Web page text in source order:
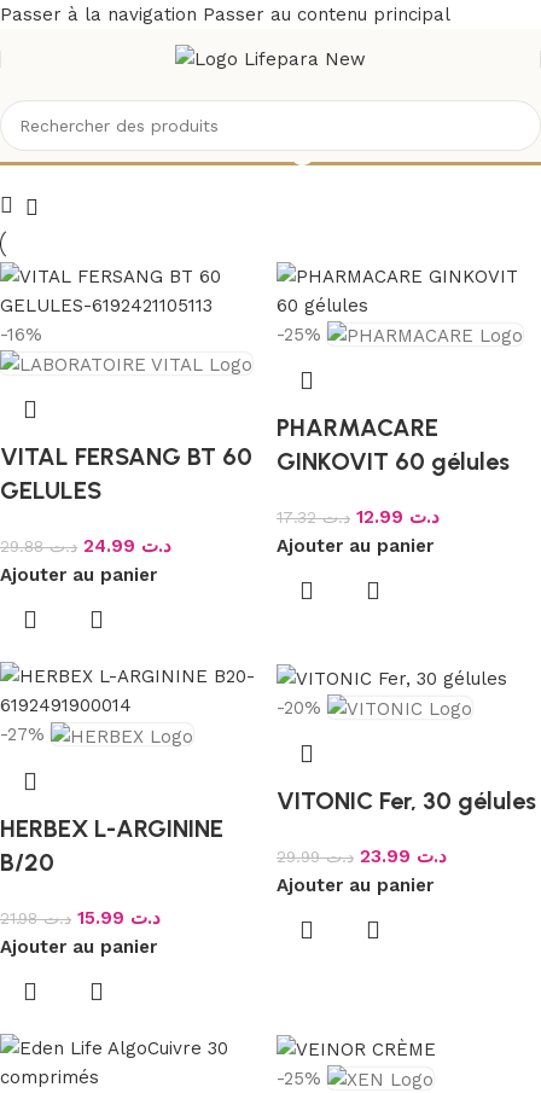
Passer à la navigation Passer au contenu principal
Circulation sanguine
-16%
VITAL FERSANG BT 60
GELULES
د.ت29.88 د.ت
Ajouter au panier
-25%
PHARMACARE
GINKOVIT 60 gélules
د.ت17.32 د.ت
Ajouter au panier
-27%
HERBEX L-ARGININE
B/20
د.ت21.98 د.ت
Ajouter au panier
-20%
VITONIC Fer, 30 gélules
د.ت29.99 د.ت
Ajouter au panier
-25%